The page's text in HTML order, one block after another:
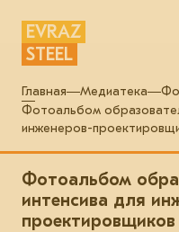
EVRAZ
STEEL
Главная Медиатека
Фотоальбом
инженеров-
Фотоальбом
интенсива для